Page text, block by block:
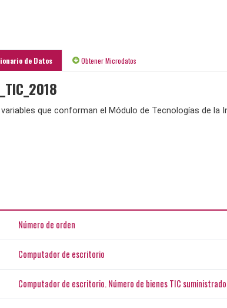
de Datos Obtener Microdatos
que conforman el Módulo de Tecnologías de la
Número de orden
Computador de escritorio
Computador de escritorio. Número de bienes TIC